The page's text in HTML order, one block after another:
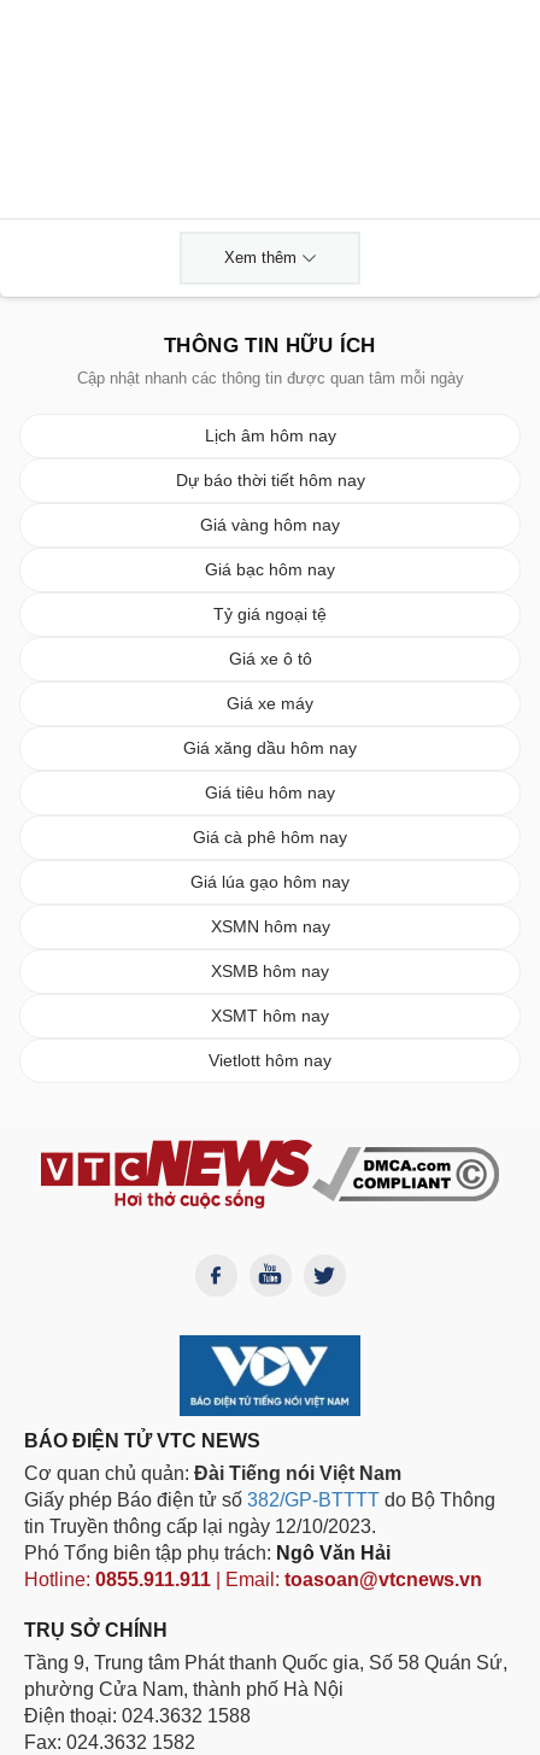
Xem thêm
THÔNG TIN HỮU ÍCH
Cập nhật nhanh các thông tin được quan tâm mỗi ngày
Lịch âm hôm nay
Dự báo thời tiết hôm nay
Giá vàng hôm nay
Giá bạc hôm nay
Tỷ giá ngoại tệ
Giá xe ô tô
Giá xe máy
Giá xăng dầu hôm nay
Giá tiêu hôm nay
Giá cà phê hôm nay
Giá lúa gạo hôm nay
XSMN hôm nay
XSMB hôm nay
XSMT hôm nay
Vietlott hôm nay
BÁO ĐIỆN TỬ VTC NEWS
Cơ quan chủ quản: Đài Tiếng nói Việt Nam
Giấy phép Báo điện tử số 382/GP-BTTTT do Bộ Thông
tin Truyền thông cấp lại ngày 12/10/2023.
Phó Tổng biên tập phụ trách: Ngô Văn Hải
Hotline: 0855.911.911 | Email: toasoan@vtcnews.vn
TRỤ SỞ CHÍNH
Tầng 9, Trung tâm Phát thanh Quốc gia, Số 58 Quán Sứ,
phường Cửa Nam, thành phố Hà Nội
Điện thoại: 024.3632 1588
Fax: 024.3632 1582